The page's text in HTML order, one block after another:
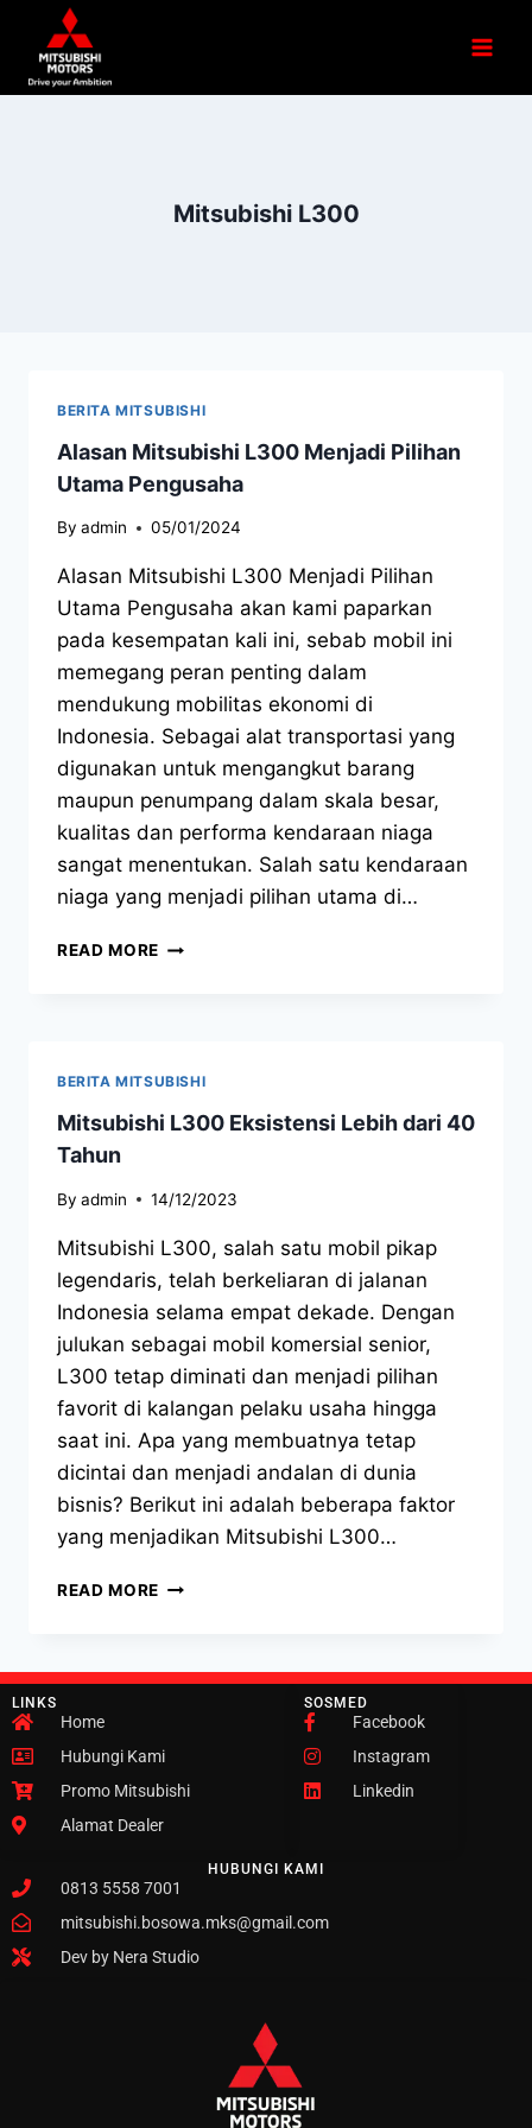
Mitsubishi L300
BERITA MITSUBISHI
Alasan Mitsubishi L300 Menjadi Pilihan
Utama Pengusaha
By admin 05/01/2024
Alasan Mitsubishi L300 Menjadi Pilihan
Utama Pengusaha akan kami paparkan
pada kesempatan kali ini, sebab mobil ini
memegang peran penting dalam
mendukung mobilitas ekonomi di
Indonesia. Sebagai alat transportasi yang
digunakan untuk mengangkut barang
maupun penumpang dalam skala besar,
kualitas dan performa kendaraan niaga
sangat menentukan. Salah satu kendaraan
niaga yang menjadi pilihan utama di…
READ MORE
BERITA MITSUBISHI
Mitsubishi L300 Eksistensi Lebih dari 40
Tahun
By admin 14/12/2023
Mitsubishi L300, salah satu mobil pikap
legendaris, telah berkeliaran di jalanan
Indonesia selama empat dekade. Dengan
julukan sebagai mobil komersial senior,
L300 tetap diminati dan menjadi pilihan
favorit di kalangan pelaku usaha hingga
saat ini. Apa yang membuatnya tetap
dicintai dan menjadi andalan di dunia
bisnis? Berikut ini adalah beberapa faktor
yang menjadikan Mitsubishi L300…
READ MORE
LINKS
Home
Hubungi Kami
Promo Mitsubishi
Alamat Dealer
SOSMED
Facebook
Instagram
Linkedin
HUBUNGI KAMI
0813 5558 7001
mitsubishi.bosowa.mks@gmail.com
Dev by Nera Studio